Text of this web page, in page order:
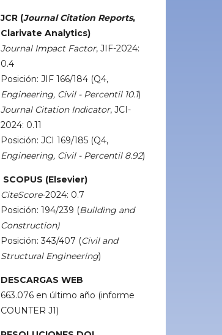
JCR (Journal Citation Reports,
Clarivate Analytics)
Journal Impact Factor, JIF-2024:
0.4
Posición: JIF 166/184 (Q4,
Engineering, Civil - Percentil 10.1)
Journal Citation Indicator, JCI-
2024: 0.11
Posición: JCI 169/185 (Q4,
Engineering, Civil - Percentil 8.92)
SCOPUS (Elsevier)
CiteScore-2024: 0.7
Posición: 194/239 (Building and
Construction)
Posición: 343/407 (Civil and
Structural Engineering)
DESCARGAS WEB
663.076 en último año (informe
COUNTER J1)